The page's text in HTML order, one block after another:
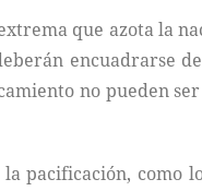
que azota la
encuadrarse
no pueden
pacificación, como